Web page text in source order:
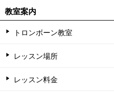
教室案内
トロンボーン教室
レッスン場所
レッスン料金